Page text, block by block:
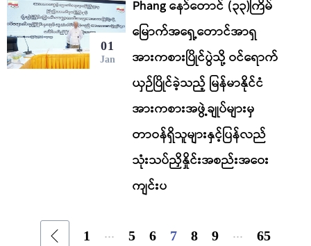
01
Jan
Phang နော်တောင် (၃၃)ကြိမ်
မြောက်အရှေ့တောင်အာရှ
အားကစားပြိုင်ပွဲသို့ ဝင်ရောက်
ယှဉ်ပြိုင်ခဲ့သည့် မြန်မာနိုင်ငံ
အားကစားအဖွဲ့ချုပ်များမှ
တာဝန်ရှိသူများနှင့်ပြန်လည်
သုံးသပ်ညှိနှိုင်းအစည်းအဝေး
ကျင်းပ
1 ... 5 6 7 8 9 ... 65